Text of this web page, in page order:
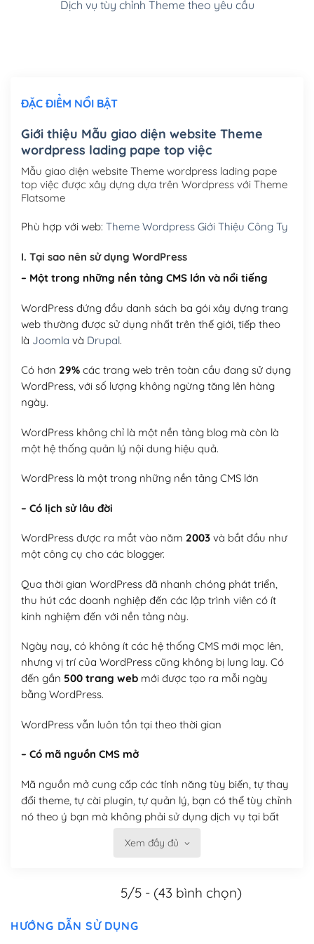
Cài đặt SMTP Mail cho site Wordpress(+100,000₫)
Mua thêm Host + Tên miền
Tên miền quốc tế .com .net .org (1 năm)
Tên miền Việt Nam .vn (1 năm)(+550,000₫)
Hosting 2GB SSD (1 năm)(+450,000₫)
Hosting 8GB SSD (1 năm) (+950,000₫)
Dịch vụ tùy chỉnh Theme theo yêu cầu
ĐẶC ĐIỂM NỔI BẬT
Giới thiệu Mẫu giao diện website Theme
wordpress lading pape top việc
Mẫu giao diện website Theme wordpress lading pape
top việc được xây dựng dựa trên Wordpress với Theme
Flatsome
Phù hợp với web: Theme Wordpress Giới Thiệu Công Ty
I. Tại sao nên sử dụng WordPress
– Một trong những nền tảng CMS lớn và nổi tiếng
WordPress đứng đầu danh sách ba gói xây dựng trang
web thường được sử dụng nhất trên thế giới, tiếp theo
là Joomla và Drupal.
Có hơn 29%các trang web trên toàn cầu đang sử dụng
WordPress, với số lượng không ngừng tăng lên hàng
ngày.
WordPress không chỉ là một nền tảng blog mà còn là
một hệ thống quản lý nội dung hiệu quả.
WordPress là một trong những nền tảng CMS lớn
– Có lịch sử lâu đời
WordPress được ra mắt vào năm 2003và bắt đầu như
một công cụ cho các blogger.
Qua thời gian WordPress đã nhanh chóng phát triển,
thu hút các doanh nghiệp đến các lập trình viên có ít
kinh nghiệm đến với nền tảng này.
Ngày nay, có không ít các hệ thống CMS mới mọc lên,
nhưng vị trí của WordPress cũng không bị lung lay. Có
đến gần 500 trang webmới được tạo ra mỗi ngày
bằng WordPress.
WordPress vẫn luôn tồn tại theo thời gian
– Có mã nguồn CMS mở
Mã nguồn mở cung cấp các tính năng tùy biến, tự thay
đổi theme, tự cài plugin, tự quản lý, bạn có thể tùy chỉnh
nó theo ý bạn mà không phải sử dụng dịch vụ tại bất
Xem đầy đủ
5/5 - (43 bình chọn)
HƯỚNG DẪN SỬ DỤNG